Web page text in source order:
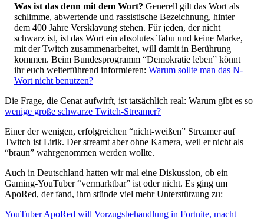
Was ist das denn mit dem Wort? Generell gilt das Wort als
schlimme, abwertende und rassistische Bezeichnung, hinter
dem 400 Jahre Versklavung stehen. Für jeden, der nicht
schwarz ist, ist das Wort ein absolutes Tabu und keine Marke,
mit der Twitch zusammenarbeitet, will damit in Berührung
kommen. Beim Bundesprogramm “Demokratie leben” könnt
ihr euch weiterführend informieren: Warum sollte man das N-
Wort nicht benutzen?
Die Frage, die Cenat aufwirft, ist tatsächlich real: Warum gibt es so
wenige große schwarze Twitch-Streamer?
Einer der wenigen, erfolgreichen “nicht-weißen” Streamer auf
Twitch ist Lirik. Der streamt aber ohne Kamera, weil er nicht als
“braun” wahrgenommen werden wollte.
Auch in Deutschland hatten wir mal eine Diskussion, ob ein
Gaming-YouTuber “vermarktbar” ist oder nicht. Es ging um
ApoRed, der fand, ihm stünde viel mehr Unterstützung zu:
YouTuber ApoRed will Vorzugsbehandlung in Fortnite, macht